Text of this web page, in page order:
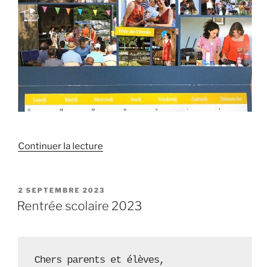
Continuer la lecture
2024
sont
PUBLIÉ
LE
2 SEPTEMBRE 2023
Rentrée scolaire 2023
Chers parents et élèves,